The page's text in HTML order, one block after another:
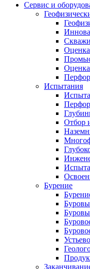
Сервис и
Оценка
Испытания
Отбор
Бурение